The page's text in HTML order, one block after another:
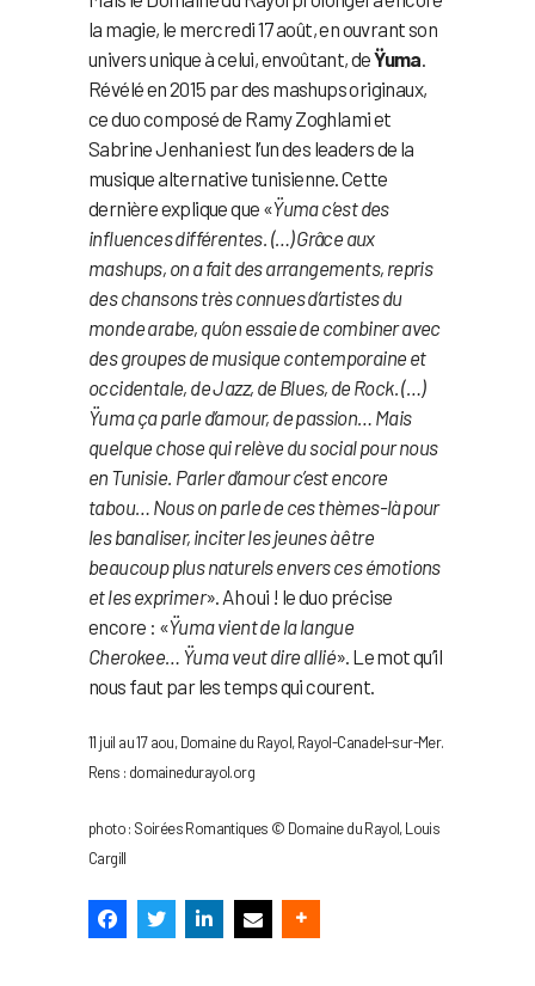
la magie, le mercredi 17 août, en ouvrant son
univers unique à celui, envoûtant, deŸuma
Révélé en 2015 par des mashups originaux,
ce duo composé de Ramy Zoghlami et
Sabrine Jenhani est l’un des leaders de la
musique alternative tunisienne. Cette
dernière explique que «Ÿuma c’est des
influences différentes. (…) Grâce aux
mashups, on a fait des arrangements, repris
des chansons très connues d’artistes du
monde arabe, qu’on essaie de combiner avec
des groupes de musique contemporaine et
occidentale, de Jazz, de Blues, de Rock. (…)
Ÿuma ça parle d’amour, de passion… Mais
quelque chose qui relève du social pour nous
en Tunisie. Parler d’amour c’est encore
tabou… Nous on parle de ces thèmes-là pour
les banaliser, inciter les jeunes à être
beaucoup plus naturels envers ces émotions
et les exprimer». Ah oui ! le duo précise
encore : «Ÿuma vient de la langue
Cherokee… Ÿuma veut dire allié». Le mot qu’il
nous faut par les temps qui courent.
11 juil au 17 aou, Domaine du Rayol, Rayol-Canadel-sur-Mer.
Rens : domainedurayol.org
photo : Soirées Romantiques © Domaine du Rayol, Louis
Cargill